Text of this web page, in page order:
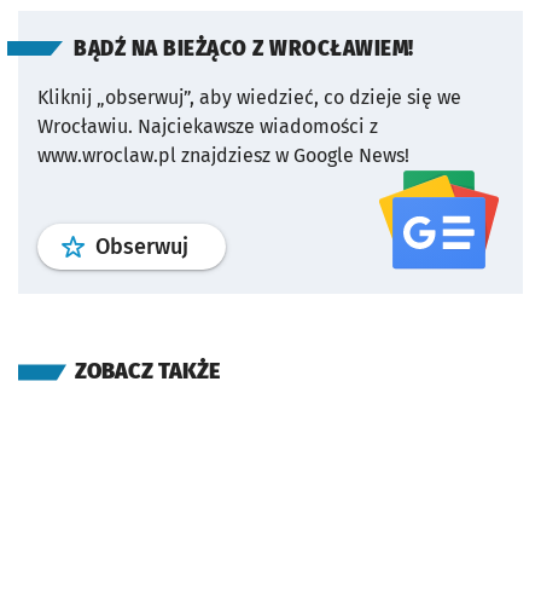
BĄDŹ NA BIEŻĄCO Z WROCŁAWIEM!
Kliknij „obserwuj”, aby wiedzieć, co dzieje się we
Wrocławiu. Najciekawsze wiadomości z
www.wroclaw.pl znajdziesz w Google News!
Obserwuj profil serwisu
ZOBACZ TAKŻE